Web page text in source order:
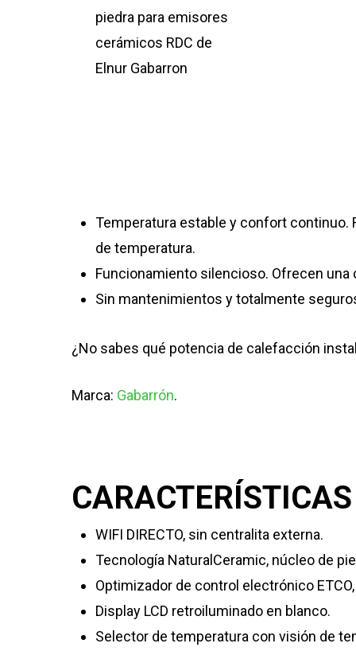
Temperatura estable y confort continuo.
de temperatura.
Funcionamiento silencioso. Ofrecen
Sin mantenimientos y totalmente
¿No sabes qué potencia de calefacción
Marca: Gabarrón.
WIFI DIRECTO, sin centralita externa.
Tecnología NaturalCeramic, núcleo de
Optimizador de control electrónico
Display LCD retroiluminado en blanco.
Selector de temperatura con visión de